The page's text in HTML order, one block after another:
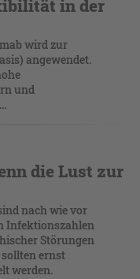
in der
wird zur
angewendet.
und
die Lust zur
nach wie vor
Infektionszahlen
Störungen
ernst
werden.